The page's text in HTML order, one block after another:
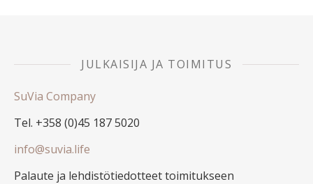
JULKAISIJA JA TOIMITUS
SuVia Company
Tel. +358 (0)45 187 5020
info@suvia.life
Palaute ja lehdistötiedotteet toimitukseen